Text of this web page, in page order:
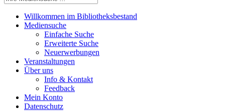
Willkommen im Bibliotheksbestand
Mediensuche
Einfache Suche
Erweiterte Suche
Neuerwerbungen
Veranstaltungen
Über uns
Info & Kontakt
Feedback
Mein Konto
Datenschutz